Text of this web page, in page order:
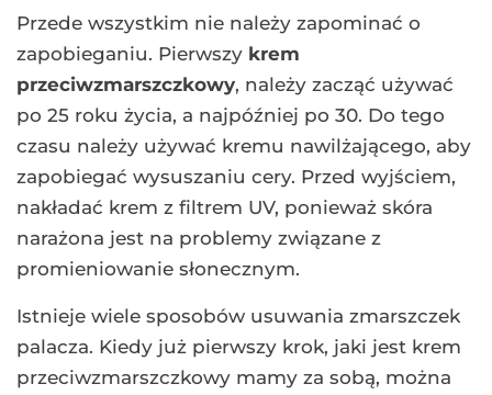
Przede wszystkim nie należy zapominać o
zapobieganiu. Pierwszy krem
przeciwzmarszczkowy, należy zacząć używać
po 25 roku życia, a najpóźniej po 30. Do tego
czasu należy używać kremu nawilżającego, aby
zapobiegać wysuszaniu cery. Przed wyjściem,
nakładać krem z filtrem UV, ponieważ skóra
narażona jest na problemy związane z
promieniowanie słonecznym.
Istnieje wiele sposobów usuwania zmarszczek
palacza. Kiedy już pierwszy krok, jaki jest krem
przeciwzmarszczkowy mamy za sobą, można